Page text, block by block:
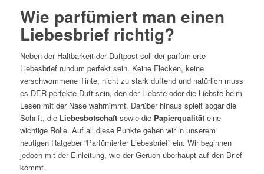
Wie parfümiert man einen
Liebesbrief richtig?
Neben der Haltbarkeit der Duftpost soll der parfümierte
Liebesbrief rundum perfekt sein. Keine Flecken, keine
verschwommene Tinte, nicht zu stark duftend und natürlich muss
es DER perfekte Duft sein, den der Liebste oder die Liebste beim
Lesen mit der Nase wahrnimmt. Darüber hinaus spielt sogar die
Schrift, die Liebesbotschaftsowie die Papierqualitäteine
wichtige Rolle. Auf all diese Punkte gehen wir in unserem
heutigen Ratgeber “Parfümierter Liebesbrief” ein. Wir beginnen
jedoch mit der Einleitung, wie der Geruch überhaupt auf den Brief
kommt.